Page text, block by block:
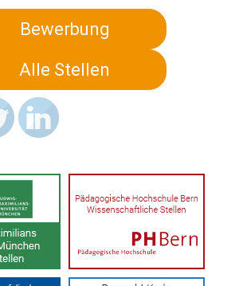
Bewerbung
Alle Stellen